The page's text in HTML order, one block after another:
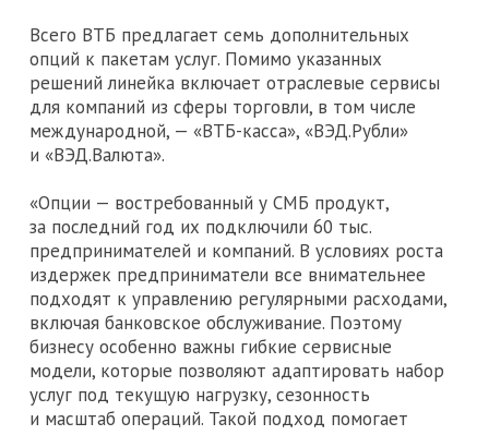
Всего ВТБ предлагает семь дополнительных
опций к пакетам услуг. Помимо указанных
решений линейка включает отраслевые сервисы
для компаний из сферы торговли, в том числе
международной, — «ВТБ-касса», «ВЭД.Рубли»
и «ВЭД.Валюта».
«Опции — востребованный у СМБ продукт,
за последний год их подключили 60 тыс.
предпринимателей и компаний. В условиях роста
издержек предприниматели все внимательнее
подходят к управлению регулярными расходами,
включая банковское обслуживание. Поэтому
бизнесу особенно важны гибкие сервисные
модели, которые позволяют адаптировать набор
услуг под текущую нагрузку, сезонность
и масштаб операций. Такой подход помогает